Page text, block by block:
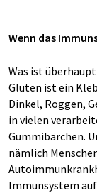
Wenn das
Was ist
Gluten ist ein
Dinkel, Roggen,
in vielen
Gummibärchen.
nämlich
Immunsystem